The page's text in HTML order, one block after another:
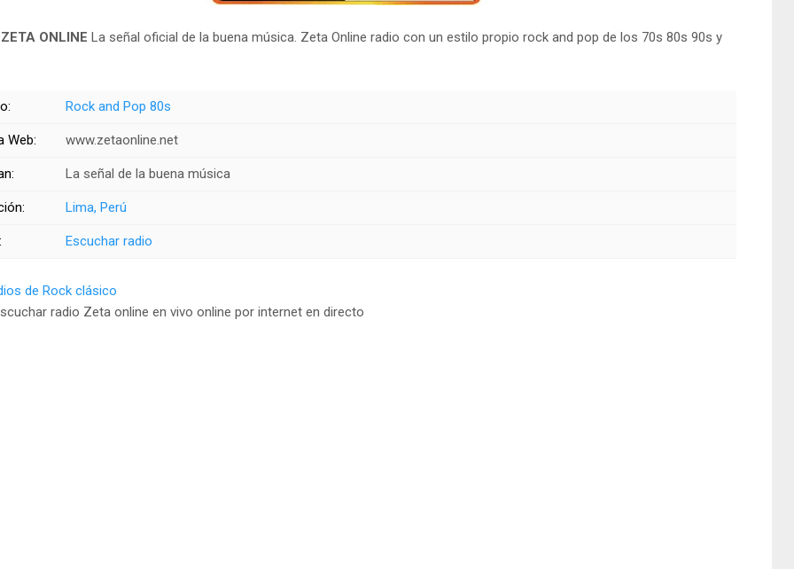
ONLINE La señal oficial de la buena música. Zeta Online radio con un estilo propio rock and pop de los 70s 80s 90s y
Rock and Pop 80s
Web: www.zetaonline.net
La señal de la buena música
Lima, Perú
Escuchar radio
de Rock clásico
radio Zeta online en vivo online por internet en directo